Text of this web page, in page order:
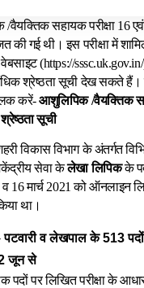
सहायक परीक्षा 16 एवं
की गई थी। इस परीक्षा में शामिल
(https://
श्रेष्ठता सूची देख सकते
करें-आशुलिपिक /वैयक्तिक
सूची
विकास विभाग के अंतर्गत
सेवा केलेखा लिपिकके
16 मार्च 2021 को ऑनलाइन
था।
पटवारी व लेखपाल के 513 पदों
जून से
पदों पर लिखित परीक्षा के